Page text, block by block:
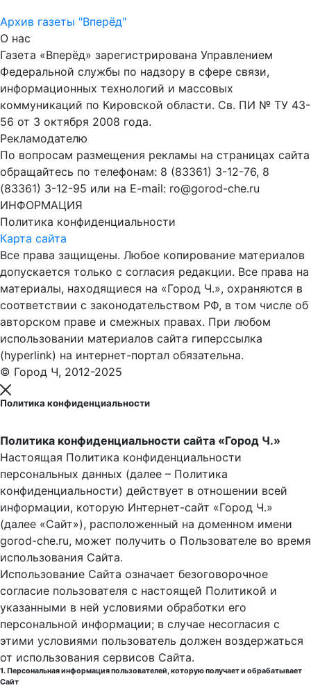
Архив газеты "Вперёд"
О нас
Газета «Вперёд» зарегистрирована Управлением
Федеральной службы по надзору в сфере связи,
информационных технологий и массовых
коммуникаций по Кировской области. Св. ПИ № ТУ 43-
56 от 3 октября 2008 года.
Рекламодателю
По вопросам размещения рекламы на страницах сайта
обращайтесь по телефонам: 8 (83361) 3-12-76, 8
(83361) 3-12-95 или на E-mail: ro@gorod-che.ru
ИНФОРМАЦИЯ
Политика конфиденциальности
Карта сайта
Все права защищены. Любое копирование материалов
допускается только с согласия редакции. Все права на
материалы, находящиеся на «Город Ч.», охраняются в
соответствии с законодательством РФ, в том числе об
авторском праве и смежных правах. При любом
использовании материалов сайта гиперссылка
(hyperlink) на интернет-портал обязательна.
© Город Ч, 2012-2025
Политика конфиденциальности
Политика конфиденциальности сайта «Город Ч.»
Настоящая Политика конфиденциальности
персональных данных (далее – Политика
конфиденциальности) действует в отношении всей
информации, которую Интернет-сайт «Город Ч.»
(далее «Сайт»), расположенный на доменном имени
gorod-che.ru, может получить о Пользователе во время
использования Cайта.
Использование Сайта означает безоговорочное
согласие пользователя с настоящей Политикой и
указанными в ней условиями обработки его
персональной информации; в случае несогласия с
этими условиями пользователь должен воздержаться
от использования сервисов Сайта.
1. Персональная информация пользователей, которую получает и обрабатывает
Сайт